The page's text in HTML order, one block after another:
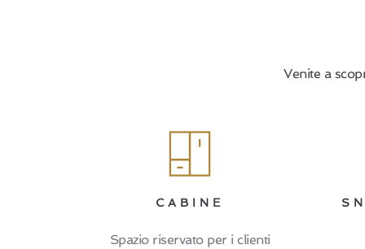
Venite a
CABINE
Spazio riservato per i clienti